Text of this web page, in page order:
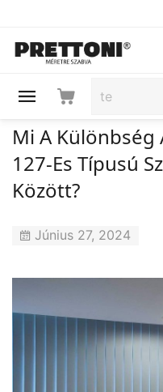
Mi A Különbség
127-Es Típusú
Között?
Június 27, 2024